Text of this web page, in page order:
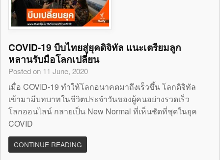
COVID-19 บีบไทยสู่ยุคดิจิทัล แนะเตรียมลูก
หลานรับมือโลกเปลี่ยน
Posted on 11 June, 2020
เมื่อ COVID-19 ทำให้โลกอนาคตมาถึงเร็วขึ้น โลกดิจิทัล
เข้ามามีบทบาทในชีวิตประจำวันของผู้คนอย่างรวดเร็ว
โลกออนไลน์ กลายเป็น New Normal ที่เห็นชัดที่ชุดในยุค
COVID
CONTINUE READING